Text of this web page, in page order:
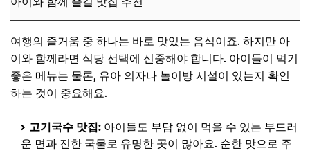
여행의 즐거움 중 하나는 바로 맛있는 음식이죠. 하지만 아
이와 함께라면 식당 선택에 신중해야 합니다. 아이들이 먹기
좋은 메뉴는 물론, 유아 의자나 놀이방 시설이 있는지 확인
하는 것이 중요해요.
고기국수 맛집: 아이들도 부담 없이 먹을 수 있는 부드러
운 면과 진한 국물로 유명한 곳이 많아요. 순한 맛으로 주